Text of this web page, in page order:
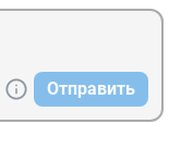
Отправить